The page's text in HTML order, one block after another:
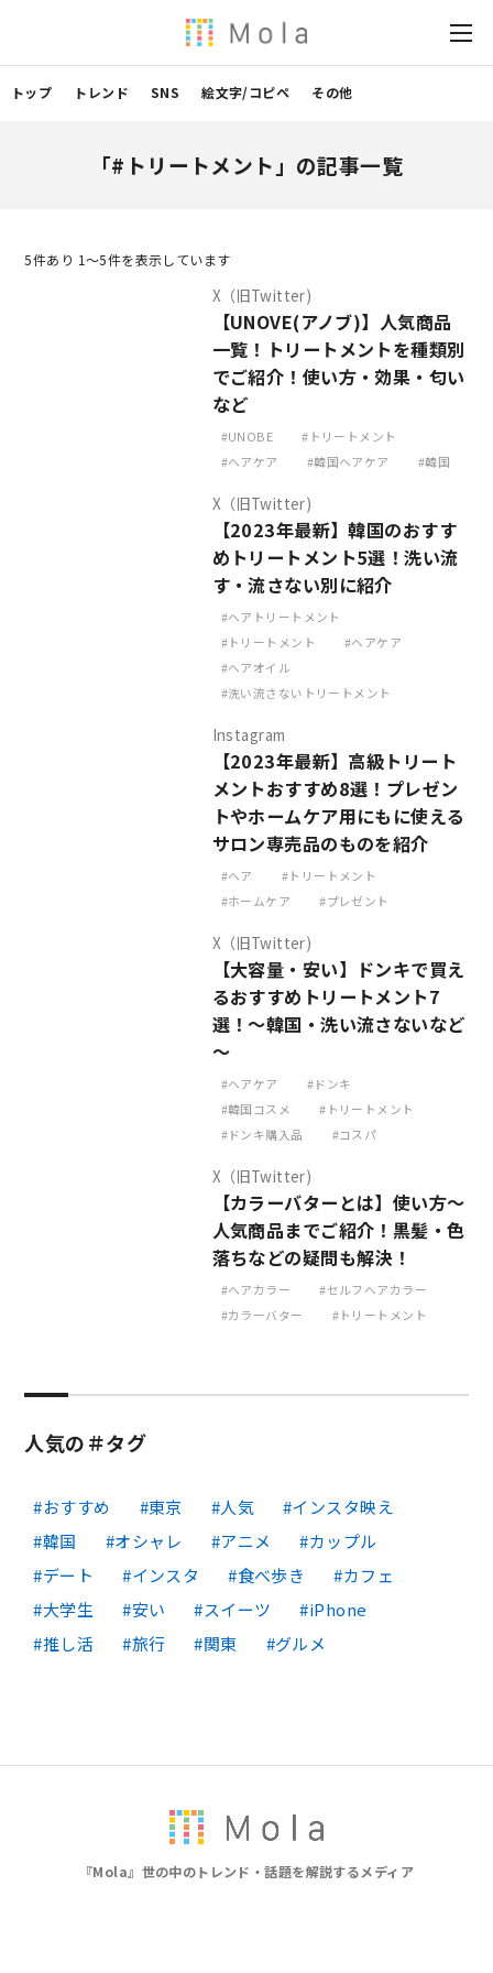
トップ トレンド SNS 絵文字/コピペ その他
「#トリートメント」の記事一覧
5件あり 1〜5件を表示しています
X（旧Twitter)
【UNOVE(アノブ)】人気商品
一覧！トリートメントを種類別
でご紹介！使い方・効果・匂い
など
UNOBE
トリートメント
ヘアケア
韓国ヘアケア 韓国
X（旧Twitter)
【2023年最新】韓国のおすす
めトリートメント5選！洗い流
す・流さない別に紹介
ヘアトリートメント
トリートメント
ヘアケア
ヘアオイル
洗い流さないトリートメント
Instagram
【2023年最新】高級トリート
メントおすすめ8選！プレゼン
トやホームケア用にもに使える
サロン専売品のものを紹介
ヘア
トリートメント
ホームケア
プレゼント
X（旧Twitter)
【大容量・安い】ドンキで買え
るおすすめトリートメント7
選！～韓国・洗い流さないなど
～
ヘアケア
ドンキ
韓国コスメ
トリートメント
ドンキ購入品
コスパ
X（旧Twitter)
【カラーバターとは】使い方～
人気商品までご紹介！黒髪・色
落ちなどの疑問も解決！
ヘアカラー
セルフヘアカラー
カラーバター
トリートメント
人気の＃タグ
おすすめ 東京 人気
インスタ映え
韓国
オシャレ アニメ
カップル
デート
インスタ 食べ歩き
カフェ
大学生
安い スイーツ
iPhone
推し活
旅行 関東 グルメ
『Mola』世の中のトレンド・話題を解説するメディア